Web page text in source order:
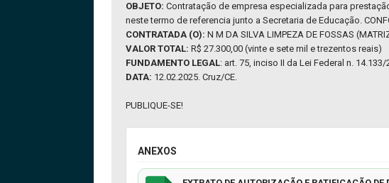
OBJETO: Contratação de empresa especializada para
neste termo de referencia junto a Secretaria de Educação.
CONTRATADA (O): N M DA SILVA LIMPEZA DE FOSSAS
VALOR TOTAL: R$ 27.300,00 (vinte e sete mil e trezentos reais)
FUNDAMENTO LEGAL: art. 75, inciso II da Lei Federal n.
DATA: 12.02.2025. Cruz/CE.
PUBLIQUE-SE!
ANEXOS